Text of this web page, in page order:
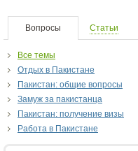
Вопросы Статьи
Все темы
Отдых в Пакистане
Пакистан: общие вопросы
Замуж за пакистанца
Пакистан: получение визы
Работа в Пакистане